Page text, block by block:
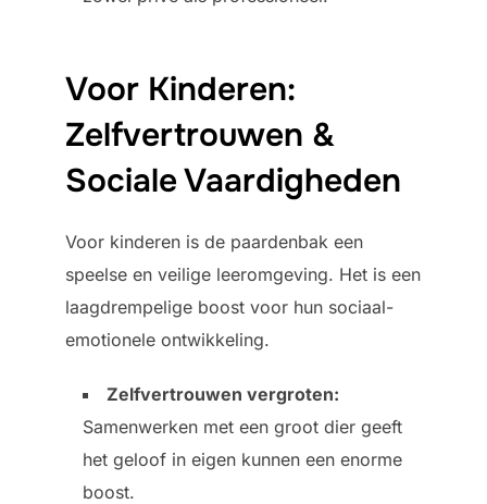
Voor Kinderen:
Zelfvertrouwen &
Sociale Vaardigheden
Voor kinderen is de paardenbak een
speelse en veilige leeromgeving. Het is een
laagdrempelige boost voor hun sociaal-
emotionele ontwikkeling.
Zelfvertrouwen vergroten:
Samenwerken met een groot dier geeft
het geloof in eigen kunnen een enorme
boost.